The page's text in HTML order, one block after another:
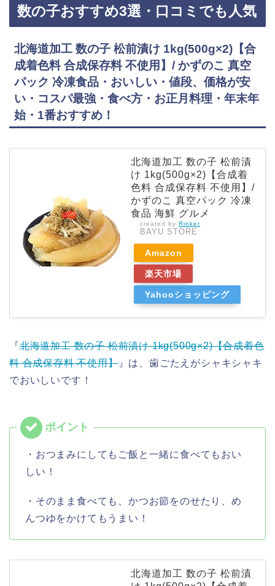
どの通販サイトでもおせち料理がお得に買えておすすめです！おせち料理おすすめ・人気ラン
キング・ベスト3・2024年～2025年最新版・予約受付中1位：博多久松 和洋折衷本格料亭お…
数の子おすすめ3選・口コミでも人気
北海道加工 数の子 松前漬け 1kg(500g×2)【合
成着色料 合成保存料 不使用】/ かずのこ 真空
パック 冷凍食品・おいしい・値段、価格が安
い・コスパ最強・食べ方・お正月料理・年末年
始・1番おすすめ！
北海道加工 数の子 松前漬
け 1kg(500g×2)【合成着
色料 合成保存料 不使用】/
かずのこ 真空パック 冷凍
食品 海鮮 グルメ
created by Rinker
BAYU STORE
Amazon
楽天市場
Yahooショッピング
『北海道加工 数の子 松前漬け 1kg(500g×2)【合成着色
料 合成保存料 不使用】』は、歯ごたえがシャキシャキ
でおいしいです！
・おつまみにしてもご飯と一緒に食べてもおい
しい！
・そのまま食べても、かつお節をのせたり、め
んつゆをかけてもうまい！
北海道加工 数の子 松前漬